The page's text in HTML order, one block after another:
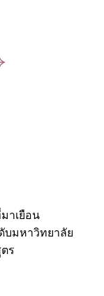
าเยือน
บมหาวิทยาลัย
ร